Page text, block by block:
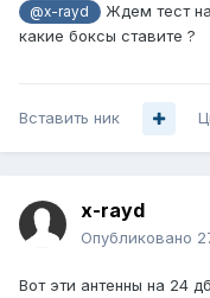
@x-rayd
Ждем тест на
какие боксы ставите ?
Вставить ник
x-rayd
Опубликовано
Вот эти антенны на 24